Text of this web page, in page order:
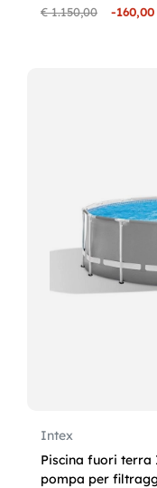
€ 1.150,00 -160,00
Intex
Piscina fuori terra
pompa per